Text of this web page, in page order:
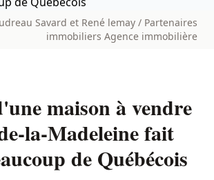
Savard et René lemay / Partenaires
immobiliers Agence immobilière
maison à vendre
la-Madeleine fait
de Québécois